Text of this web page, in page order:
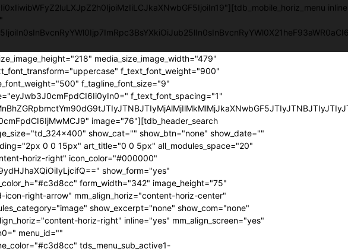
media_size_image_width="479"
f_text_font_weight="900"
f_tagline_font_size="9"
f_text_font_spacing="1"
image="76"][tdb_header_search
show_cat="" show_btn="none" show_date=""
0 0 15px" art_title="0 0 5px" all_modules_space="20"
horiz-right" icon_color="#000000"
show_form="yes"
form_width="342" image_height="75"
right-arrow" mm_align_horiz="content-horiz-center"
show_excerpt="none" show_com="none"
horiz-right" inline="yes" mm_align_screen="yes"
menu_id=""
tds_menu_sub_active1-